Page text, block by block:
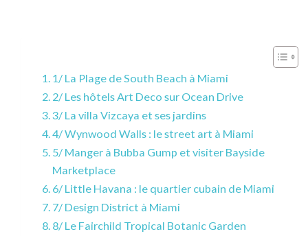
1/ La Plage de South Beach à Miami
2/ Les hôtels Art Deco sur Ocean Drive
3/ La villa Vizcaya et ses jardins
4/ Wynwood Walls : le street art à Miami
5/ Manger à Bubba Gump et visiter Bayside
Marketplace
6/ Little Havana : le quartier cubain de Miami
7/ Design District à Miami
8/ Le Fairchild Tropical Botanic Garden